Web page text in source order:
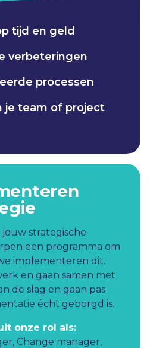
tijd en geld
verbeteringen
processen
je team of project
strategische
een programma om
implementeren dit.
en gaan samen met
de slag en gaan pas
écht geborgd is.
onze rol als:
, Change manager,